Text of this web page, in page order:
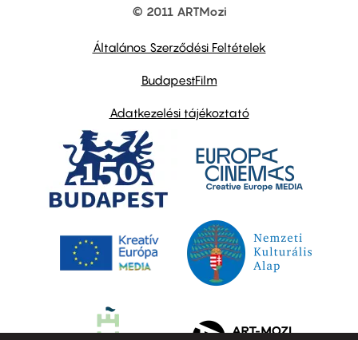
© 2011 ARTMozi
Általános Szerződési Feltételek
BudapestFilm
Adatkezelési tájékoztató